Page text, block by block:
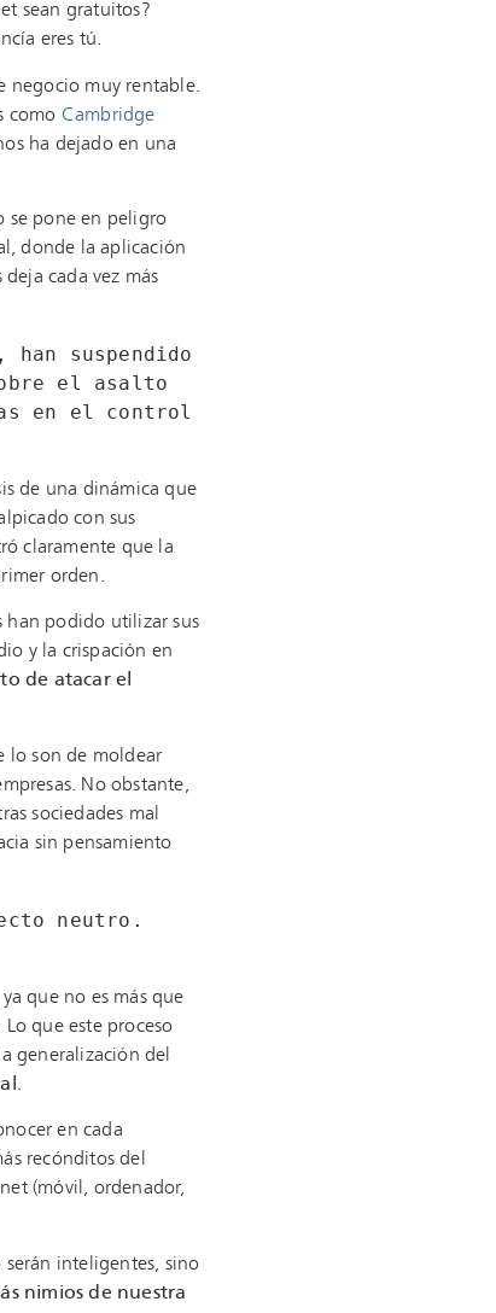
sean gratuitos?
eres tú.
negocio muy rentable.
como Cambridge
ha dejado en una
se pone en peligro
donde la aplicación
cada vez más
suspendido
el asalto
en el control
de una dinámica que
con sus
claramente que la
orden.
han podido utilizar sus
y la crispación en
de atacar el
lo son de moldear
No obstante,
sociedades mal
sin pensamiento
neutro.
que no es más que
que este proceso
generalización del
en cada
recónditos del
(móvil, ordenador,
inteligentes, sino
nimios de nuestra